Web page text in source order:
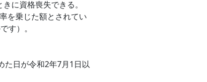
に資格喪失できる。
を乗じた額とされてい
す）。
た日が令和2年7月1日以